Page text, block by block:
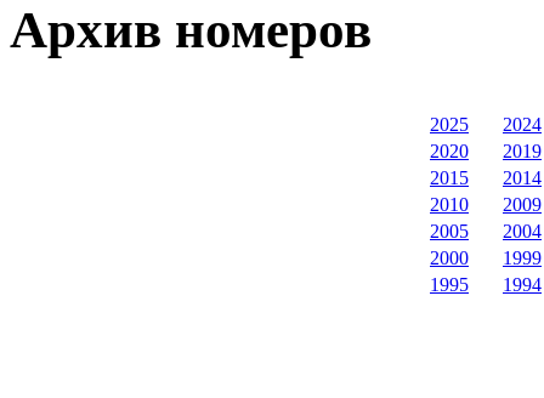
Архив номеров
2025
2024
2020
2019
2015
2014
2010
2009
2005
2004
2000
1999
1995
1994